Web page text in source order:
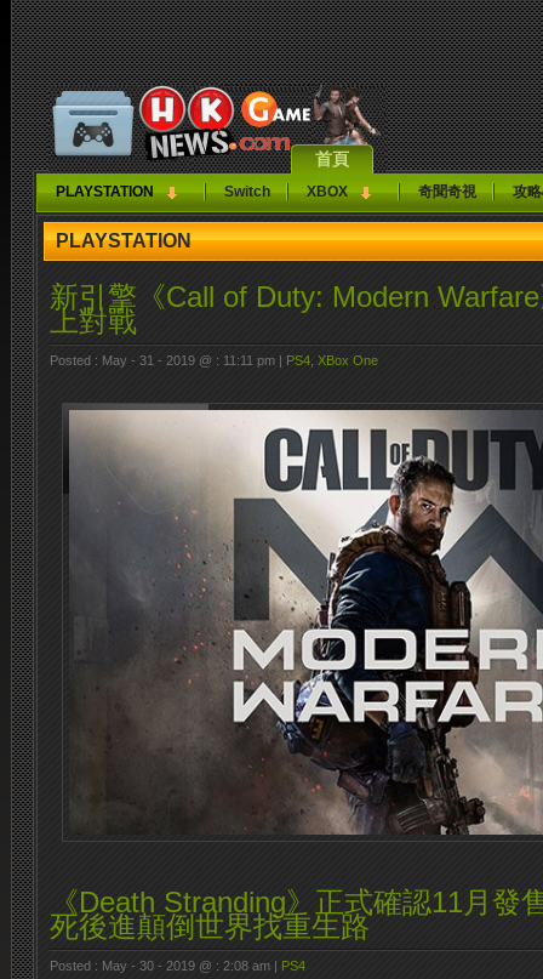
首頁
PLAYSTATION Switch XBOX 奇聞奇視 攻
PLAYSTATION
新引擎《Call of Duty: Modern
上對戰
Posted : May - 31 - 2019 @ : 11:11 pm | PS4 XBox One
《Death Stranding》正式確認11月發
死後進顛倒世界找重生路
Posted : May - 30 - 2019 @ : 2:08 am | PS4